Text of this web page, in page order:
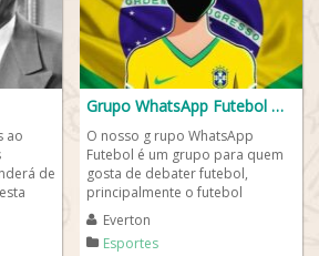
ao
de
Grupo WhatsApp Futebol ⚽ 🇧🇷
O nosso g rupo WhatsApp
Futebol é um grupo para quem
gosta de debater futebol,
principalmente o futebol
brasileiro! Somos um grupo que
troca muita ideia,...
Everton
Esportes